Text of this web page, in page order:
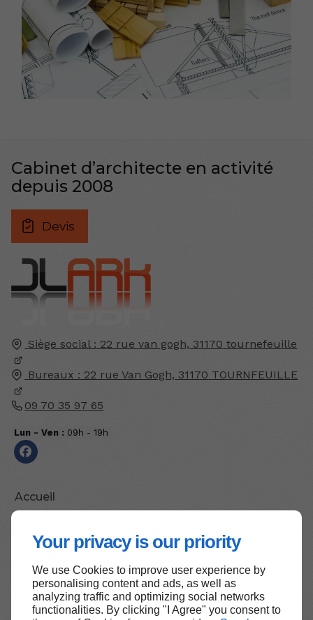
Your privacy is our priority
We use Cookies to improve user experience by
personalising content and ads, as well as
analyzing traffic and optimizing social networks
functionalities. By clicking "I Agree" you consent to
Siège social : 22 rue van gogh, 31170 tournefeuille
Bureaux : 22 rue Van Gogh, 31170 TOURNFEUILLE
09 70 35 97 65
Lun - Ven : 09h - 19h
Accueil
Mentions légales
Plan du site
Cabinet d’architecte en activité
depuis 2008
Devis